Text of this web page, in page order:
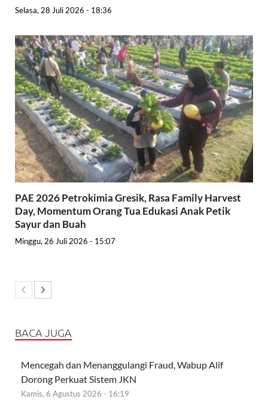
Selasa, 28 Juli 2026 - 18:36
PAE 2026 Petrokimia Gresik, Rasa Family Harvest
Day, Momentum Orang Tua Edukasi Anak Petik
Sayur dan Buah
Minggu, 26 Juli 2026 - 15:07
BACA JUGA
Mencegah dan Menanggulangi Fraud, Wabup Alif
Dorong Perkuat Sistem JKN
Kamis, 6 Agustus 2026 - 16:19